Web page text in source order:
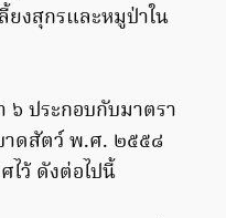
ยงสุกรและหมูป่าใน
๖ ประกอบกับมาตรา
ดสัตว์ พ.ศ. ๒๕๕๘
ไว้ ดังต่อไปนี้